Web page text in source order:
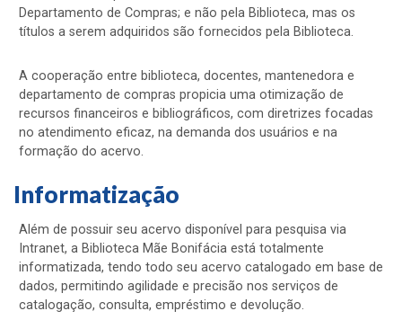
Departamento de Compras; e não pela Biblioteca, mas os
títulos a serem adquiridos são fornecidos pela Biblioteca.
A cooperação entre biblioteca, docentes, mantenedora e
departamento de compras propicia uma otimização de
recursos financeiros e bibliográficos, com diretrizes focadas
no atendimento eficaz, na demanda dos usuários e na
formação do acervo.
Informatização
Além de possuir seu acervo disponível para pesquisa via
Intranet, a Biblioteca Mãe Bonifácia está totalmente
informatizada, tendo todo seu acervo catalogado em base de
dados, permitindo agilidade e precisão nos serviços de
catalogação, consulta, empréstimo e devolução.